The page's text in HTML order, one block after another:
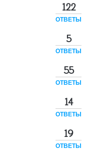
122
ОТВЕТЫ
5
ОТВЕТЫ
55
ОТВЕТЫ
14
ОТВЕТЫ
19
ОТВЕТЫ